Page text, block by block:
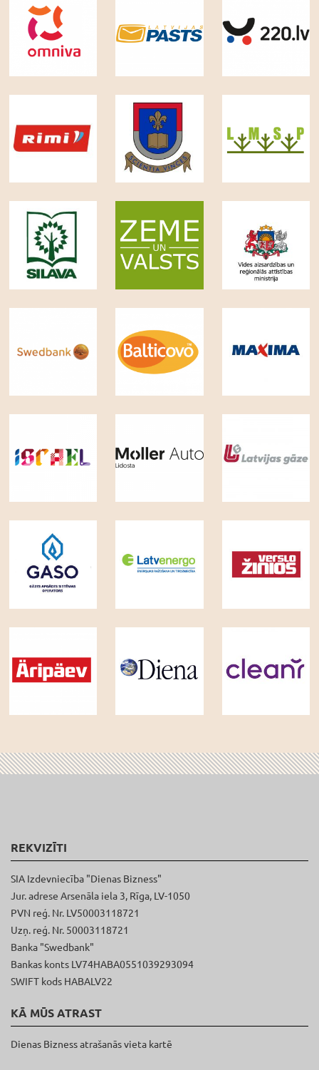
REKVIZĪTI
SIA Izdevniecība "Dienas Bizness"
Jur. adrese Arsenāla iela 3, Rīga, LV-1050
PVN reģ. Nr. LV50003118721
Uzņ. reģ. Nr. 50003118721
Banka "Swedbank"
Bankas konts LV74HABA0551039293094
SWIFT kods HABALV22
KĀ MŪS ATRAST
Dienas Bizness atrašanās vieta kartē